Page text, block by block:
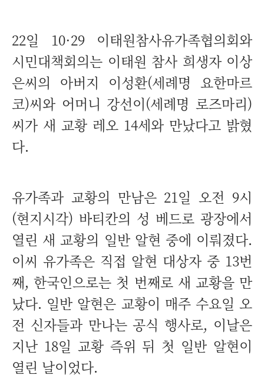
22일 10·29 이태원참사유가족협의회와
시민대책회의는 이태원 참사 희생자 이상
은씨의 아버지 이성환(세례명 요한마르
코)씨와 어머니 강선이(세례명 로즈마리)
씨가 새 교황 레오 14세와 만났다고 밝혔
다.
유가족과 교황의 만남은 21일 오전 9시
(현지시각) 바티칸의 성 베드로 광장에서
열린 새 교황의 일반 알현 중에 이뤄졌다.
이씨 유가족은 직접 알현 대상자 중 13번
째, 한국인으로는 첫 번째로 새 교황을 만
났다. 일반 알현은 교황이 매주 수요일 오
전 신자들과 만나는 공식 행사로, 이날은
지난 18일 교황 즉위 뒤 첫 일반 알현이
열린 날이었다.